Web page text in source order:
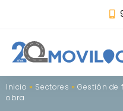
Inicio » Sectores »Gestión de
obra